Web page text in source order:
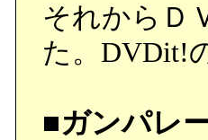
それからＤ
た。DVDit!
■ガンパレ